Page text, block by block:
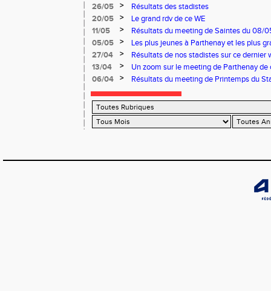
26/05
>
Résultats des stadistes
20/05
>
Le grand rdv de ce WE
11/05
>
Résultats du meeting de Saintes du 08/
Niort du 11/05/2025
05/05 >
Les plus jeunes à Parthenay et les plus
03 et 04 mai
27/04 >
Résultats de nos stadistes sur ce dernier
13/04
>
Un zoom sur le meeting de Parthenay
06/04
> Résultats du meeting de Printemps du